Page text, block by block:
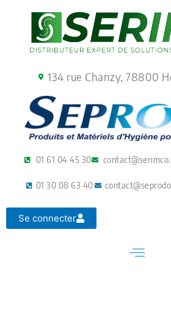
134 rue Chanzy, 78800
01 61 04 45 30
01 30 08 63 40
Se connecter